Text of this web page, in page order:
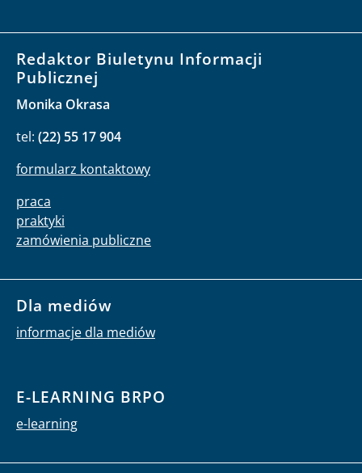
Redaktor Biuletynu Informacji
Publicznej
Monika Okrasa
tel: (22) 55 17 904
formularz kontaktowy
praca
praktyki
zamówienia publiczne
Dla mediów
informacje dla mediów
E-LEARNING BRPO
e-learning